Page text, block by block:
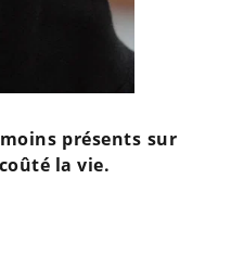
présents sur
la vie.